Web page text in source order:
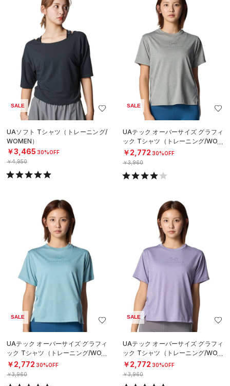
SALE
UAソフト Tシャツ（トレーニング/
WOMEN）
￥3,465 30%OFF
￥4,950
SALE
UAテック オーバーサイズ グラフィ
ック Tシャツ（トレーニング/WOM
EN）
￥2,772 30%OFF
￥3,960
SALE
UAテック オーバーサイズ グラフィ
ック Tシャツ（トレーニング/WOM
EN）
￥2,772 30%OFF
￥3,960
SALE
UAテック オーバーサイズ グラフィ
ック Tシャツ（トレーニング/WOM
EN）
￥2,772 30%OFF
￥3,960